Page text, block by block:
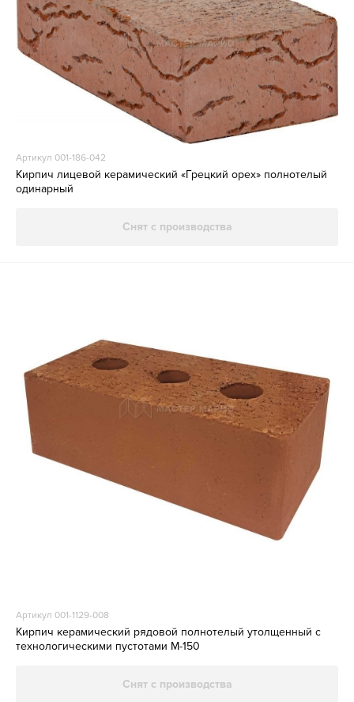
Артикул 001-186-042
Кирпич лицевой керамический «Грецкий орех» полнотелый
одинарный
Снят с производства
Артикул 001-1129-008
Кирпич керамический рядовой полнотелый утолщенный с
технологическими пустотами М-150
Снят с производства